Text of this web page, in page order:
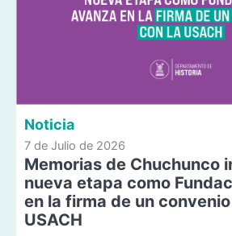
Noticia
7 de Julio de 2026
Memorias de Chuchunco
nueva etapa como
en la firma de un
USACH